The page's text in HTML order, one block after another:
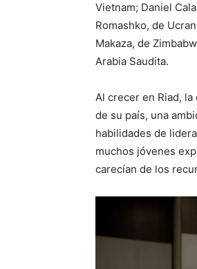
Vietnam; Daniel
Romashko, de
Makaza, de
Arabia Saudita.
Al crecer en Riad,
de su país, una
habilidades de
muchos jóvenes
carecían de los